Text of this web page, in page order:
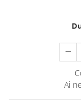
Ghivece si
Accesorii pentru
Textile pentru casa
Corpuri de
Ai